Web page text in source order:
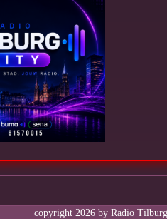
copyright 2026 by Radio